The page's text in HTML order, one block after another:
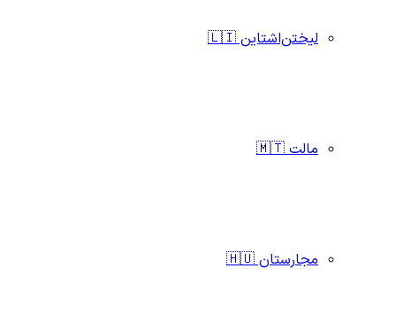
لیختن‌اشتاین 🇱🇮
مالت 🇲🇹
مجارستان 🇭🇺